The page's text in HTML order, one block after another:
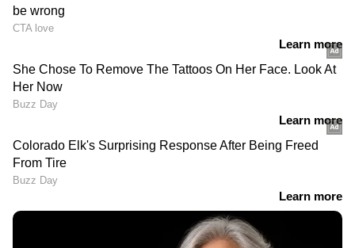
മൂന്ന് ഫയർ ആൻറ് റെസ്ക്യൂ ഉദ്യോഗസ്ഥ‌ർ